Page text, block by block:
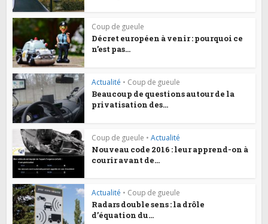
Coup de gueule
Décret européen à venir : pourquoi ce
n’est pas...
Actualité • Coup de gueule
Beaucoup de questions autour de la
privatisation des...
Coup de gueule • Actualité
Nouveau code 2016 : leur apprend-on à
courir avant de...
Actualité • Coup de gueule
Radars double sens : la drôle
d’équation du...